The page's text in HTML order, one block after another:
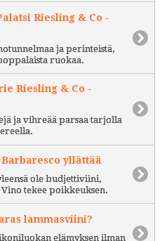
Riesling & Co -
ja perinteistä,
ruokaa.
Riesling & Co -
ja vihreää parsaa tarjolla
yllättää
ole budjettiviini,
tekee poikkeuksen.
lammasviini?
elämyksen ilman